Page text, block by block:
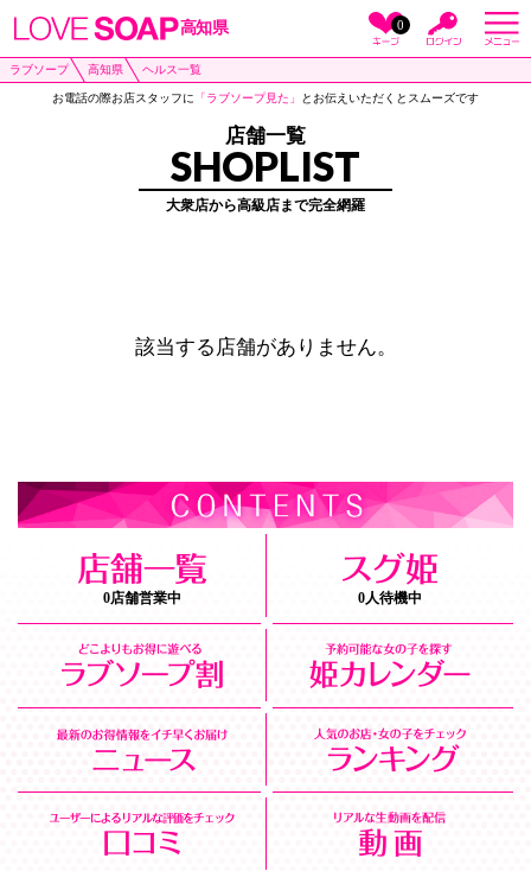
高知県 0
ラブソープ 高知県 ヘルス一覧
お電話の際お店スタッフに 「ラブソープ見た」 とお伝えいただくとスムーズです
店舗一覧
SHOPLIST
大衆店から高級店まで完全網羅
該当する店舗がありません。
0店舗営業中 0人待機中